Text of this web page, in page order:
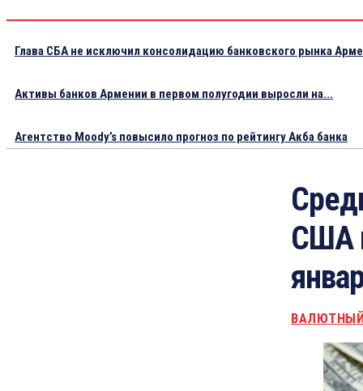
Глава СБА не исключил консолидацию банковского рынка
Активы банков Армении в первом полугодии выросли на...
Агентство Moody’s повысило прогноз по рейтингу Акба банка
США